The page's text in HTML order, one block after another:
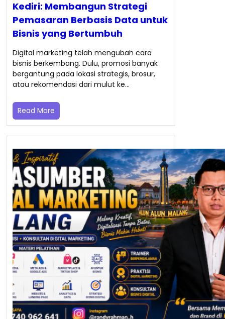
Kediri: Membangun Strategi
Pemasaran Berbasis Data untuk
Bisnis yang Bertumbuh
Digital marketing telah mengubah cara
bisnis berkembang. Dulu, promosi banyak
bergantung pada lokasi strategis, brosur,
atau rekomendasi dari mulut ke…
Read More